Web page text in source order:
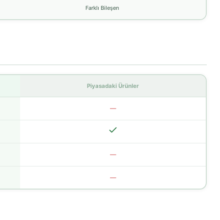
Farklı Bileşen
Piyasadaki Ürünler
—
—
—